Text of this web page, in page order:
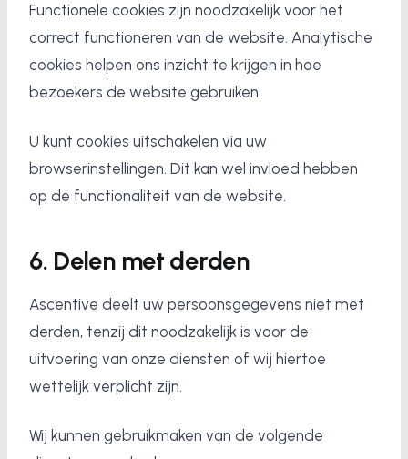
Functionele cookies zijn noodzakelijk voor het
correct functioneren van de website. Analytische
cookies helpen ons inzicht te krijgen in hoe
bezoekers de website gebruiken.
U kunt cookies uitschakelen via uw
browserinstellingen. Dit kan wel invloed hebben
op de functionaliteit van de website.
6. Delen met derden
Ascentive deelt uw persoonsgegevens niet met
derden, tenzij dit noodzakelijk is voor de
uitvoering van onze diensten of wij hiertoe
wettelijk verplicht zijn.
Wij kunnen gebruikmaken van de volgende